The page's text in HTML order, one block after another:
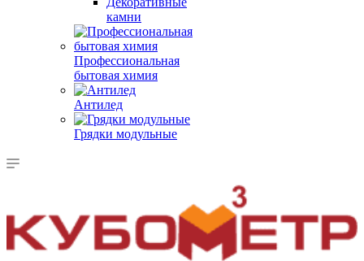
камни
Профессиональная
бытовая химия
Антилед
Грядки модульные